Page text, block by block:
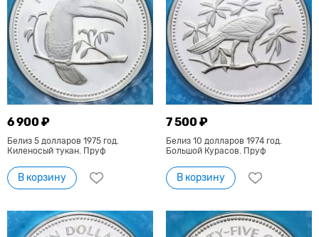
6 900 ₽
Белиз 5 долларов 1975 год.
Киленосый тукан. Пруф
В корзину
7 500 ₽
Белиз 10 долларов 1974 год.
Большой Курасов. Пруф
В корзину